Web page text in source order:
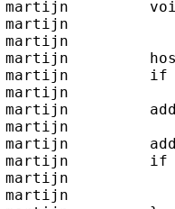
martijn
martijn
martijn
martijn
martijn
martijn
martijn
martijn
martijn
martijn
martijn
martijn